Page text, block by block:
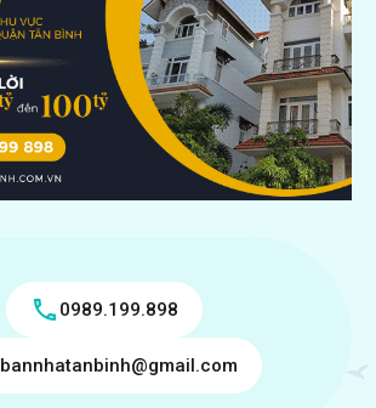
0989.199.898
bannhatanbinh@gmail.com